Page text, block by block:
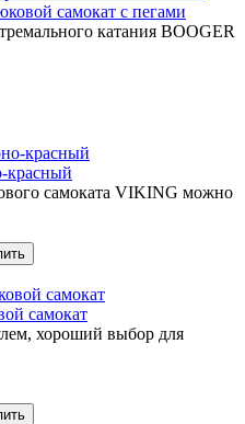
самокат с пегами
катания BOOGER
красный
самоката VIKING можно
самокат
хороший выбор для